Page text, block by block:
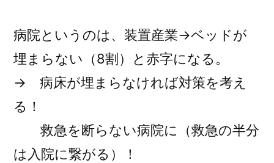
病院というのは、装置産業→ベッドが
埋まらない（8割）と赤字になる。
→ 病床が埋まらなければ対策を考え
る！
救急を断らない病院に（救急の半分
は入院に繋がる）！